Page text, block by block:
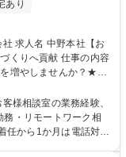
あり
お
献 仕事の内容
増やしませんか？★≫
上で、窓口となるお客
声に迅速かつ誠意をも
反映しています。 【具
様相談室の業務経験、
・リモートワーク相